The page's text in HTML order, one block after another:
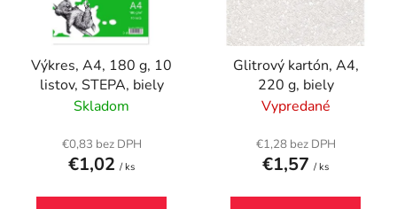
Výkres, A4, 180 g, 10
listov, STEPA, biely
Skladom
€0,83 bez DPH
€1,02 / ks
Glitrový kartón, A4,
220 g, biely
Vypredané
€1,28 bez DPH
€1,57 / ks